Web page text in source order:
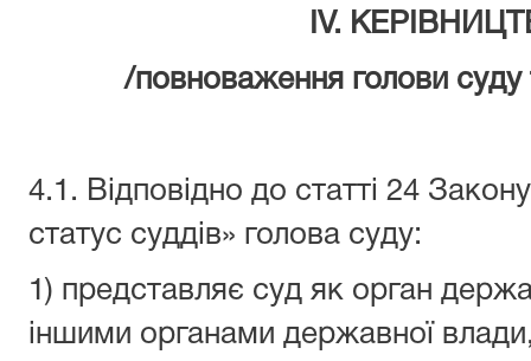
ІV.
/повноваження голови суду
4.1. Відповідно до статті 24
статус суддів» голова суду:
1) представляє суд як орган
іншими органами державної